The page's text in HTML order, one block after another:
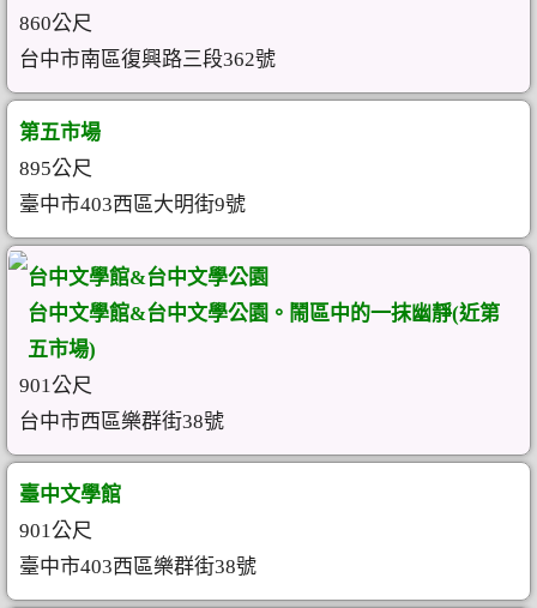
860公尺
台中市南區復興路三段362號
第五市場
895公尺
臺中市403西區大明街9號
台中文學館&台中文學公園
台中文學館&台中文學公園。鬧區中的一抹幽靜(近第
五市場)
901公尺
台中市西區樂群街38號
臺中文學館
901公尺
臺中市403西區樂群街38號